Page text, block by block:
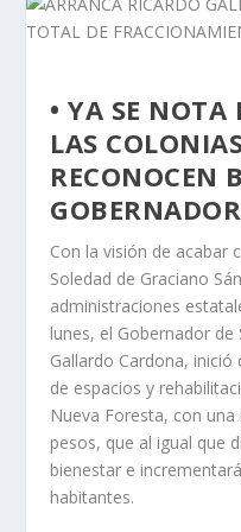
• YA SE NOTA
LAS
RECONOCEN
GOBERNADOR
Con la visión de acabar
Soledad de Graciano
administraciones
lunes, el Gobernador
Gallardo Cardona,
de espacios y
Nueva Foresta, con
pesos, que al igual que
bienestar e
habitantes.